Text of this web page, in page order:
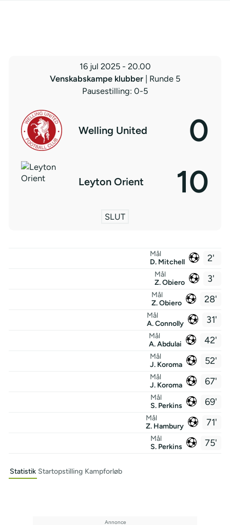
16 jul 2025 - 20.00
Venskabskampe klubber
| Runde 5
Pausestilling: 0-5
Welling United 0
Leyton Orient 10
SLUT
2'
Mål
D. Mitchell
3'
Mål
Z. Obiero
28'
Mål
Z. Obiero
31'
Mål
A. Connolly
42'
Mål
A. Abdulai
52'
Mål
J. Koroma
67'
Mål
J. Koroma
69'
Mål
S. Perkins
71'
Mål
Z. Hambury
75'
Mål
S. Perkins
Statistik Startopstilling Kampforløb